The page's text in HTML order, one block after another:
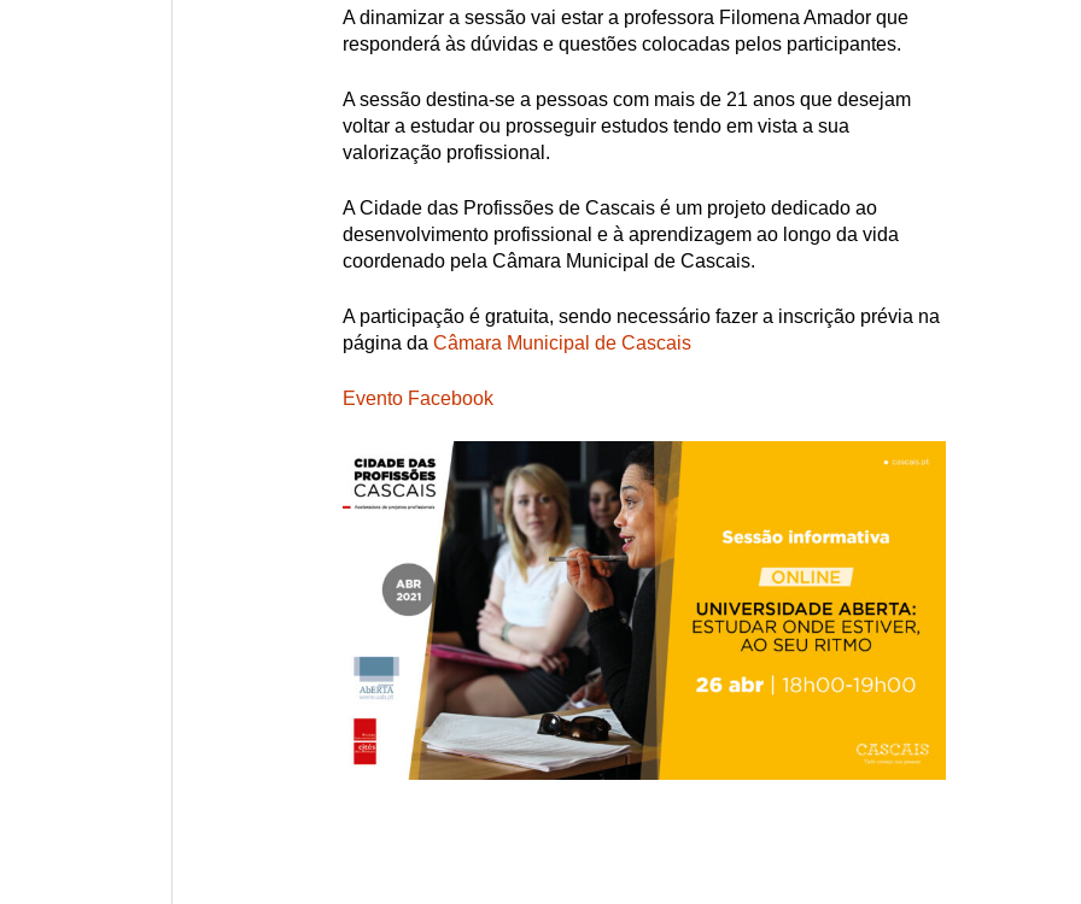
A dinamizar a sessão vai estar a professora Filomena Amador que
responderá às dúvidas e questões colocadas pelos participantes.
A sessão destina-se a pessoas com mais de 21 anos que desejam
voltar a estudar ou prosseguir estudos tendo em vista a sua
valorização profissional.
A Cidade das Profissões de Cascais é um projeto dedicado ao
desenvolvimento profissional e à aprendizagem ao longo da vida
coordenado pela Câmara Municipal de Cascais.
A participação é gratuita, sendo necessário fazer a inscrição prévia na
página da Câmara Municipal de Cascais
Evento Facebook